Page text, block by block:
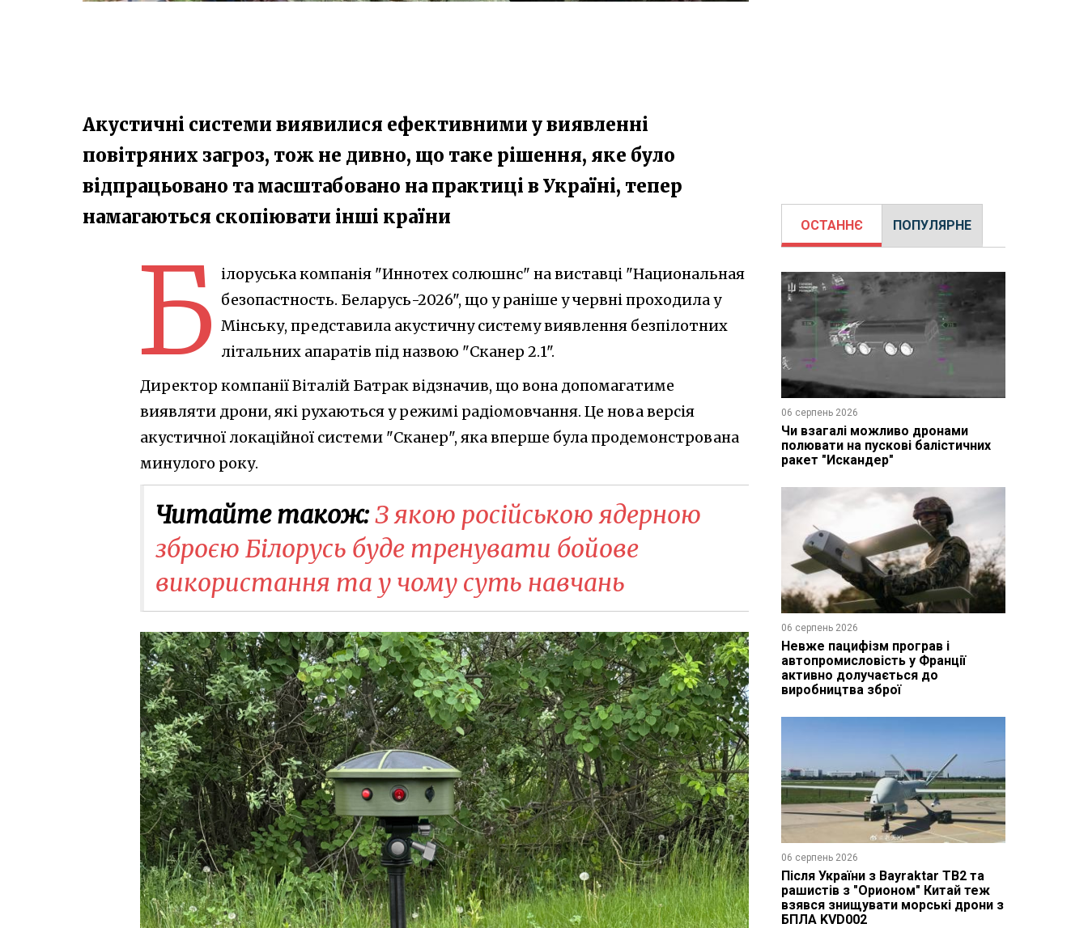
Акустичні системи виявилися ефективними у виявленні
повітряних загроз, тож не дивно, що таке рішення, яке було
відпрацьовано та масштабовано на практиці в Україні, тепер
намагаються скопіювати інші країни
Б ілоруська компанія "Иннотех солюшнс" на виставці "Национальная
безопастность. Беларусь-2026", що у раніше у червні проходила у
Мінську, представила акустичну систему виявлення безпілотних
літальних апаратів під назвою "Сканер 2.1".
Директор компанії Віталій Батрак відзначив, що вона допомагатиме
виявляти дрони, які рухаються у режимі радіомовчання. Це нова версія
акустичної локаційної системи "Сканер", яка вперше була продемонстрована
минулого року.
Читайте також:З якою російською ядерною
зброєю Білорусь буде тренувати бойове
використання та у чому суть навчань
ОСТАННЄ ПОПУЛЯРНЕ
06 серпень 2026
Чи взагалі можливо дронами
полювати на пускові балістичних
ракет "Искандер"
06 серпень 2026
Невже пацифізм програв і
автопромисловість у Франції
активно долучається до
виробництва зброї
06 серпень 2026
Після України з Bayraktar TB2 та
рашистів з "Орионом" Китай теж
взявся знищувати морські дрони з
БПЛА KVD002